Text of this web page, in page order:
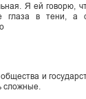
Я ей говорю,
глаза в тени, а
и
сложные.